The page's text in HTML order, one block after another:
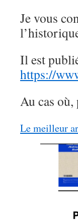
Je vous
Il est
https://
Au cas
Le meilleur